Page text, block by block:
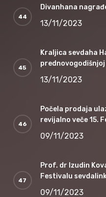
Divanhana
13/11/2023
Kraljica sevdaha
13/11/2023
Počela prodaja
revijalno veče 15.
09/11/2023
Prof. dr Izudin
Festivalu
09/11/2023